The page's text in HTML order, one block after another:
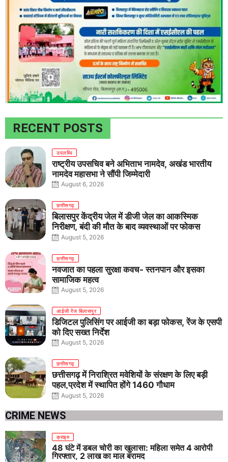
RECENT POSTS
उपलब्धि
राष्ट्रीय उपसचिव बने अभिताभ नामदेव, अखंड भारतीय
नामदेव महासभा ने सौंपी जिम्मेदारी
August 6, 2026
छत्तीसगढ़
बिलासपुर केंद्रीय जेल में डीजी जेल का आकस्मिक
निरीक्षण, बंदी की मौत के बाद व्यवस्थाओं पर फोकस
August 5, 2026
छत्तीसगढ़
नवजात का पहला सुरक्षा कवच- स्तनपान और इसका
सामाजिक महत्व
August 5, 2026
आईजी रेंज बिलासपुर
डिजिटल पुलिसिंग पर आईजी का बड़ा फोकस, रेंज के एसपी
को दिए सख्त निर्देश
August 5, 2026
छत्तीसगढ़
छत्तीसगढ़ में निराश्रित मवेशियों के संरक्षण के लिए बड़ी
पहल,प्रदेश में स्थापित होंगे 1460 गौधाम
August 5, 2026
CRIME NEWS
क्राइम
48 घंटे में डबल चोरी का खुलासा: महिला समेत 4 आरोपी
गिरफ्तार, 2 लाख का माल बरामद